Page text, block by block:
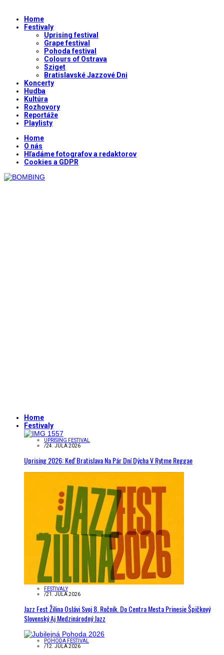
Home
Festivaly
Uprising festival
Grape festival
Pohoda festival
Colours of Ostrava
Sziget
Bratislavské Jazzové Dni
Koncerty
Hudba
Kultúra
Rozhovory
Reportáže
Playlisty
Home
O nás
Hľadáme fotografov a redaktorov
Cookies a GDPR
Home
Festivaly
UPRISING FESTIVAL
/24. JÚLA 2026
Uprising 2026: Keď Bratislava Na Pár Dní Dýcha V Rytme Reggae
FESTIVALY
/21. JÚLA 2026
Jazz Fest Žilina Oslávi Svoj 8. Ročník. Do Centra Mesta Prinesie Špičkový
Slovenský Aj Medzinárodný Jazz
POHODA FESTIVAL
/12. JÚLA 2026